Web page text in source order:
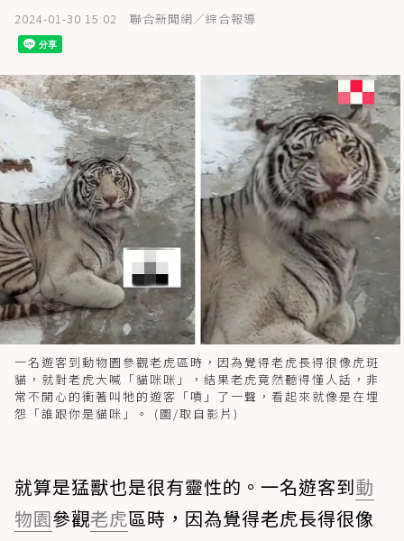
2024-01-30 15:02 聯合新聞網／綜合報導
一名遊客到動物園參觀老虎區時，因為覺得老虎長得很像虎斑
貓，就對老虎大喊「貓咪咪」，結果老虎竟然聽得懂人話，非
常不開心的衝著叫牠的遊客「嘖」了一聲，看起來就像是在埋
怨「誰跟你是貓咪」。 (圖/取自影片)
就算是猛獸也是很有靈性的。一名遊客到動
物園參觀老虎區時，因為覺得老虎長得很像